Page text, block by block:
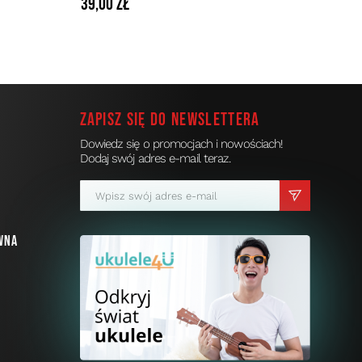
39,00 zł
Zapisz się do newslettera
Dowiedz się o promocjach i nowościach!
Dodaj swój adres e-mail teraz.